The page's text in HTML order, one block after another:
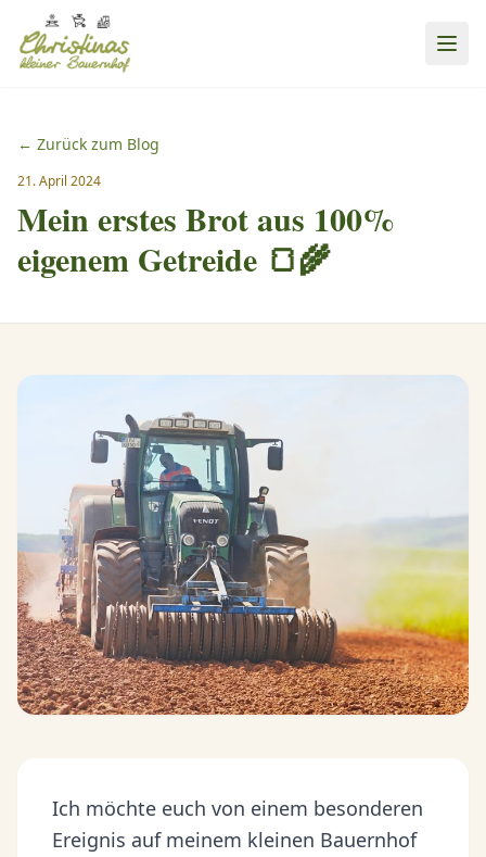
← Zurück zum Blog
21. April 2024
Mein erstes Brot aus 100%
eigenem Getreide 🍞🌾
Ich möchte euch von einem besonderen
Ereignis auf meinem kleinen Bauernhof